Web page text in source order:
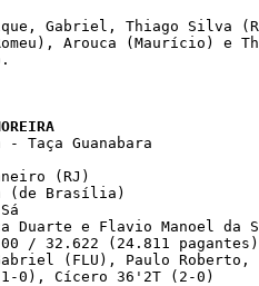
Gabriel, Thiago Silva
Arouca (Maurício) e
- Taça Guanabara
(RJ)
(de Brasília)
Duarte e Flavio Manoel da
/ 32.622 (24.811
(FLU), Paulo Roberto,
(1-0), Cícero 36'2T (2-0)